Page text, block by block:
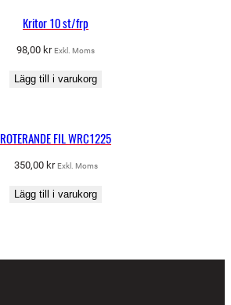
Kritor 10 st/frp
98,00 kr Exkl. Moms
Lägg till i varukorg
ROTERANDE FIL WRC1225
350,00 kr Exkl. Moms
Lägg till i varukorg